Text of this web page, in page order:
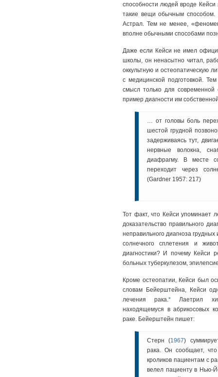
способности людей вроде Кейси
такие вещи обычным способом.
Астрал. Тем не менее,
вполне обычными способами
Даже если Кейси не имел
школы, он ненасытно читал,
оккультную и остеопатическую
с медицинской подготовкой.
смысл только для
пример диагности им
… от головы боль
шестой грудной
задерживаясь тут,
нервные волокна,
диафрагму. В месте
переходит через
(Gardner 1957: 217)
Тот факт, что Кейси упоминает
доказательство правильного
неправильного диагноза
солнечного сплетения и
диагностики? И почему Кейси
больных туберкулезом,
Кроме остеопатии, Кейси был
словам Бейерштейна, Кейси
лечения рака.* Лаетрил
находящемуся в абрикосовых
раке. Бейерштейн пишет:
Стерн (1967)
рака. Он сообщает,
кроликов пациентам с
велел пациенту в Нью-